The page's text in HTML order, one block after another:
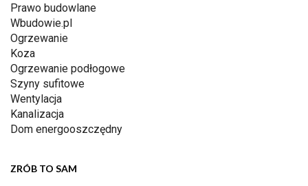
Prawo budowlane
Wbudowie.pl
Ogrzewanie
Koza
Ogrzewanie podłogowe
Szyny sufitowe
Wentylacja
Kanalizacja
Dom energooszczędny
ZRÓB TO SAM